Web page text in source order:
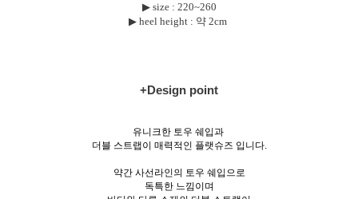
▶ size : 220~260
▶ heel height : 약 2cm
+Design point
유니크한 토우 쉐입과
더블 스트랩이 매력적인 플랫슈즈 입니다.
약간 사선라인의 토우 쉐입으로
독특한 느낌이며